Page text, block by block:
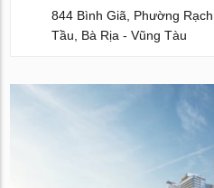
844 Bình Giã, Phường
Tầu, Bà Rịa - Vũng Tàu